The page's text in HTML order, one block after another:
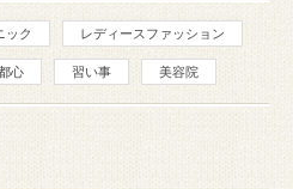
ック レディースファッション
心 習い事 美容院